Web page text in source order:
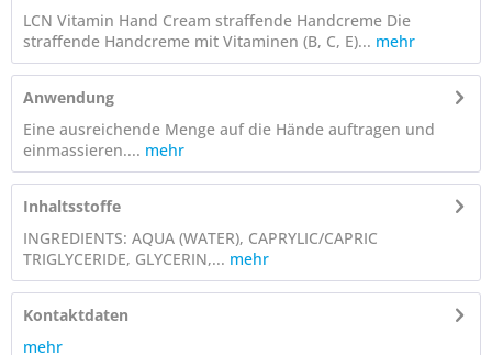
LCN Vitamin Hand Cream straffende Handcreme Die
straffende Handcreme mit Vitaminen (B, C, E)... mehr
Anwendung
Eine ausreichende Menge auf die Hände auftragen und
einmassieren.... mehr
Inhaltsstoffe
INGREDIENTS: AQUA (WATER), CAPRYLIC/CAPRIC
TRIGLYCERIDE, GLYCERIN,... mehr
Kontaktdaten
mehr